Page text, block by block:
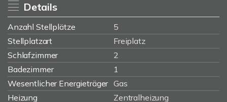
Details
Anzahl Stellplätze
5
Stellplatzart
Freiplatz
Schlafzimmer
2
Badezimmer
1
Wesentlicher Energieträger Gas
Heizung
Zentralheizung